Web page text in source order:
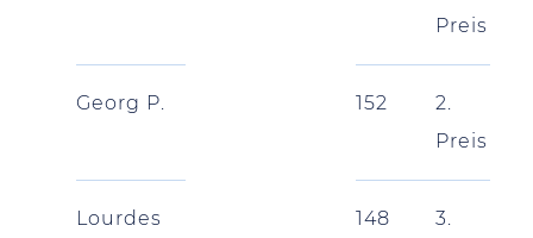
Preis
Georg P. 152
2.
Preis
Lourdes
148
3.